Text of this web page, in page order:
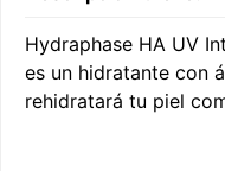
Hydraphase HA UV
es un hidratante con
rehidratará tu piel